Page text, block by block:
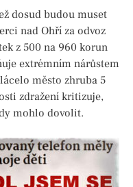
dosud budou muset
nad Ohří za odvoz
z 500 na 960 korun
extrémním nárůstem
město zhruba 5
zdražení kritizuje,
mohlo dovolit.